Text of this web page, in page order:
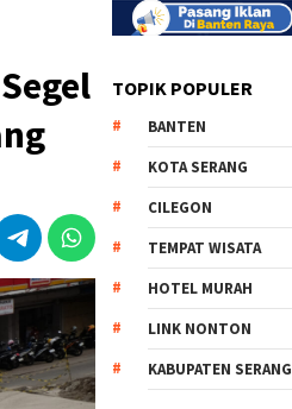
TOPIK POPULER
BANTEN
KOTA SERANG
CILEGON
TEMPAT WISATA
HOTEL MURAH
LINK NONTON
KABUPATEN SERANG